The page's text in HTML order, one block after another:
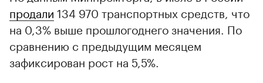
продали 134 970 транспортных средств, что
на 0,3% выше прошлогоднего значения. По
сравнению с предыдущим месяцем
зафиксирован рост на 5,5%.